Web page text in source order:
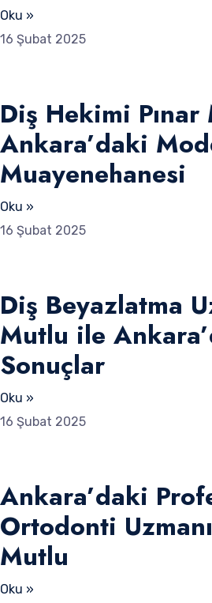
Oku »
16 Şubat 2025
Diş Hekimi Pınar
Ankara’daki
Muayenehanesi
Oku »
16 Şubat 2025
Diş Beyazlatma
Mutlu ile
Sonuçlar
Oku »
16 Şubat 2025
Ankara’daki
Ortodonti
Mutlu
Oku »